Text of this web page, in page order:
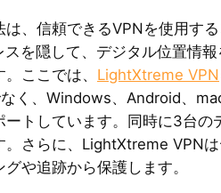
、信頼できるVPNを使用する
スを隠して、デジタル位置情
ここでは、 LightXtreme VPN
く、Windows、Android、
ートしています。同時に3台の
。さらに、LightXtreme VPN
や追跡から保護します。